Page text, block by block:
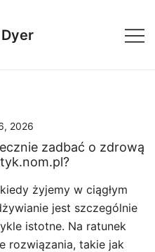
2026
zadbać o zdrową
żyjemy w ciągłym
jest szczególnie
istotne. Na ratunek
rozwiązania, takie jak